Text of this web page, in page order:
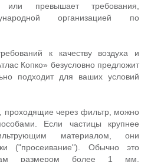
или превышает требования,
организацией по
к качеству воздуха и
Копко» безусловно предложит
подходит для ваших условий
проходящие через фильтр, можно
Если частицы крупнее
материалом, они
("просеивание"). Обычно это
размером более 1 мм.